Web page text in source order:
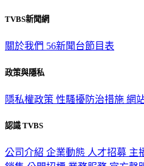
TVBS新聞網
關於我們 56新聞台節目表
政策與隱私
隱私權政策 性騷擾防治措施 網
認識 TVBS
公司介紹 企業動態 人才招募 主